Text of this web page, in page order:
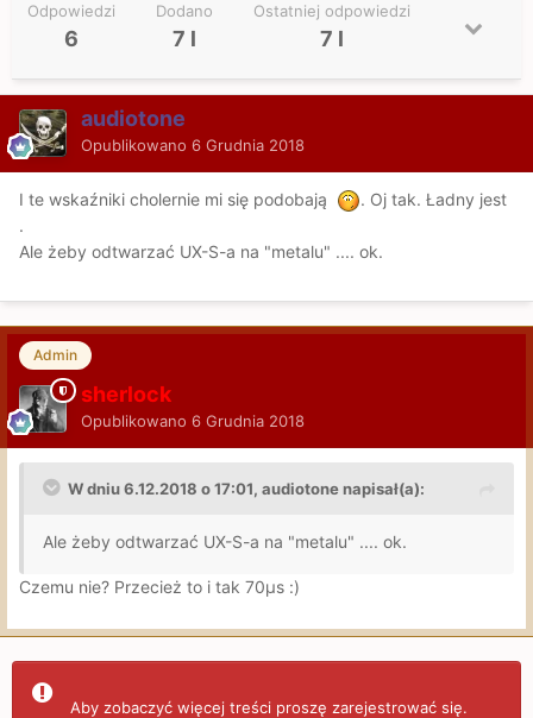
Odpowiedzi
6
Dodano
7 l
Ostatniej odpowiedzi
7 l
audiotone
Opublikowano 6 Grudnia 2018
I te wskaźniki cholernie mi się podobają
. Oj tak. Ładny jest
.
Ale żeby odtwarzać UX-S-a na "metalu" .... ok.
Admin
sherlock
Opublikowano 6 Grudnia 2018
W dniu 6.12.2018 o 17:01, audiotone napisał(a):
Ale żeby odtwarzać UX-S-a na "metalu" .... ok.
Czemu nie? Przecież to i tak 70μs :)
Aby zobaczyć więcej treści proszę zarejestrować się.